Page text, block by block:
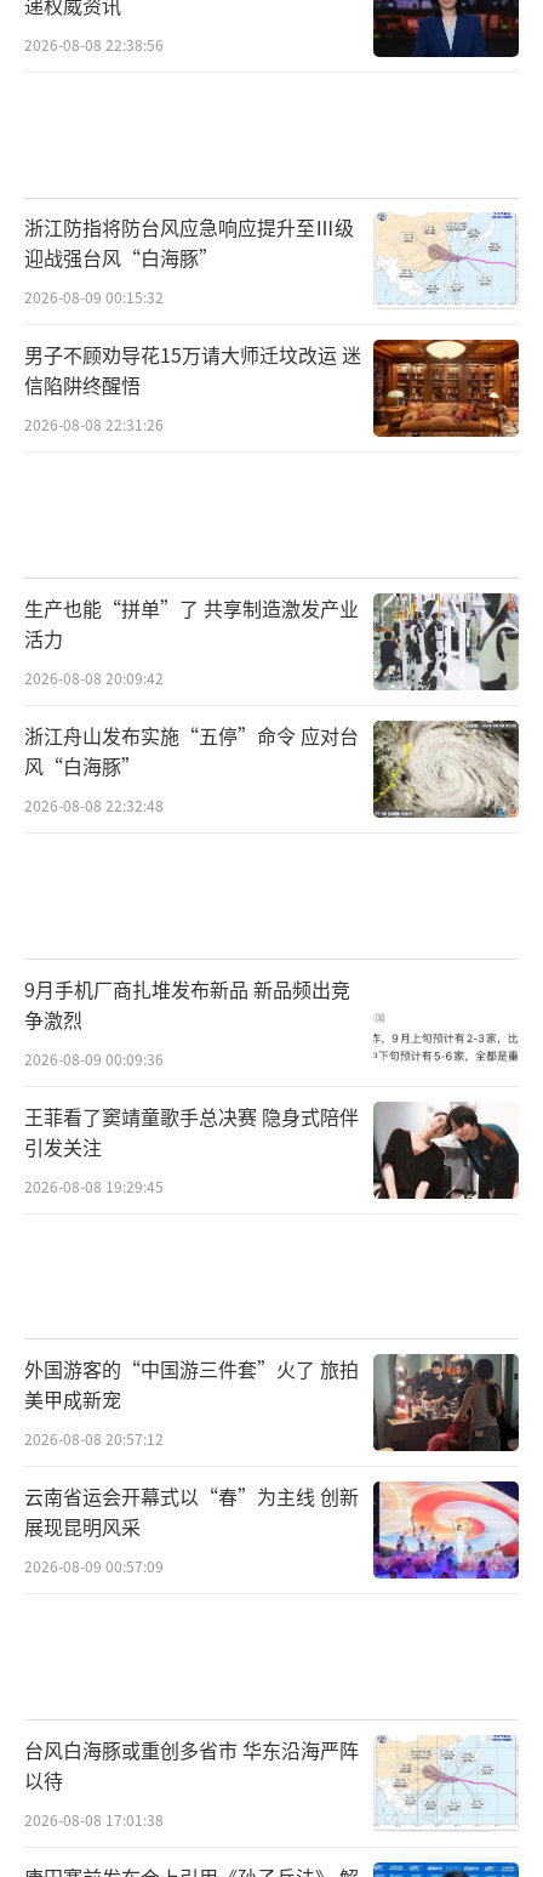
2026-08-08 22:38:56
浙江防指将防台风应急响应提升至Ⅲ级
迎战强台风“白海豚”
2026-08-09 00:15:32
男子不顾劝导花15万请大师迁坟改运 迷
信陷阱终醒悟
2026-08-08 22:31:26
生产也能“拼单”了 共享制造激发产业
活力
2026-08-08 20:09:42
浙江舟山发布实施“五停”命令 应对台
风“白海豚”
2026-08-08 22:32:48
9月手机厂商扎堆发布新品 新品频出竞
争激烈
2026-08-09 00:09:36
王菲看了窦靖童歌手总决赛 隐身式陪伴
引发关注
2026-08-08 19:29:45
外国游客的“中国游三件套”火了 旅拍
美甲成新宠
2026-08-08 20:57:12
云南省运会开幕式以“春”为主线 创新
展现昆明风采
2026-08-09 00:57:09
台风白海豚或重创多省市 华东沿海严阵
以待
2026-08-08 17:01:38